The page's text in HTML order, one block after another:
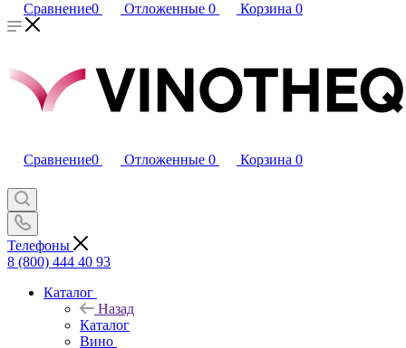
Сравнение0 Отложенные 0 Корзина 0
Сравнение0 Отложенные 0 Корзина 0
Телефоны
8 (800) 444 40 93
Каталог
Назад
Каталог
Вино